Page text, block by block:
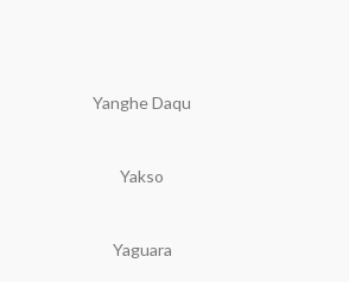
Yanghe Daqu
Yakso
Yaguara